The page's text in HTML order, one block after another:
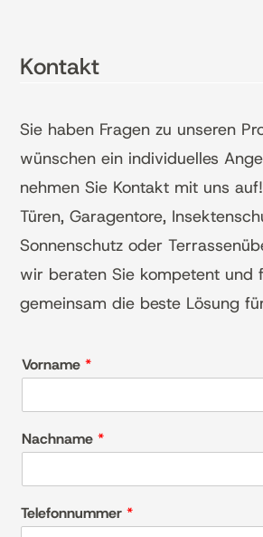
Kontakt
Sie haben Fragen zu unseren
wünschen ein individuelles
nehmen Sie Kontakt mit uns
Türen, Garagentore,
Sonnenschutz oder
wir beraten Sie kompetent und
gemeinsam die beste Lösung
Vorname*
Nachname*
Telefonnummer*